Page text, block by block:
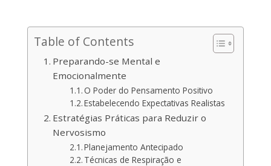
Table of Contents
Preparando-se Mental e
Emocionalmente
O Poder do Pensamento Positivo
Estabelecendo Expectativas Realistas
Estratégias Práticas para Reduzir o
Nervosismo
Planejamento Antecipado
Técnicas de Respiração e